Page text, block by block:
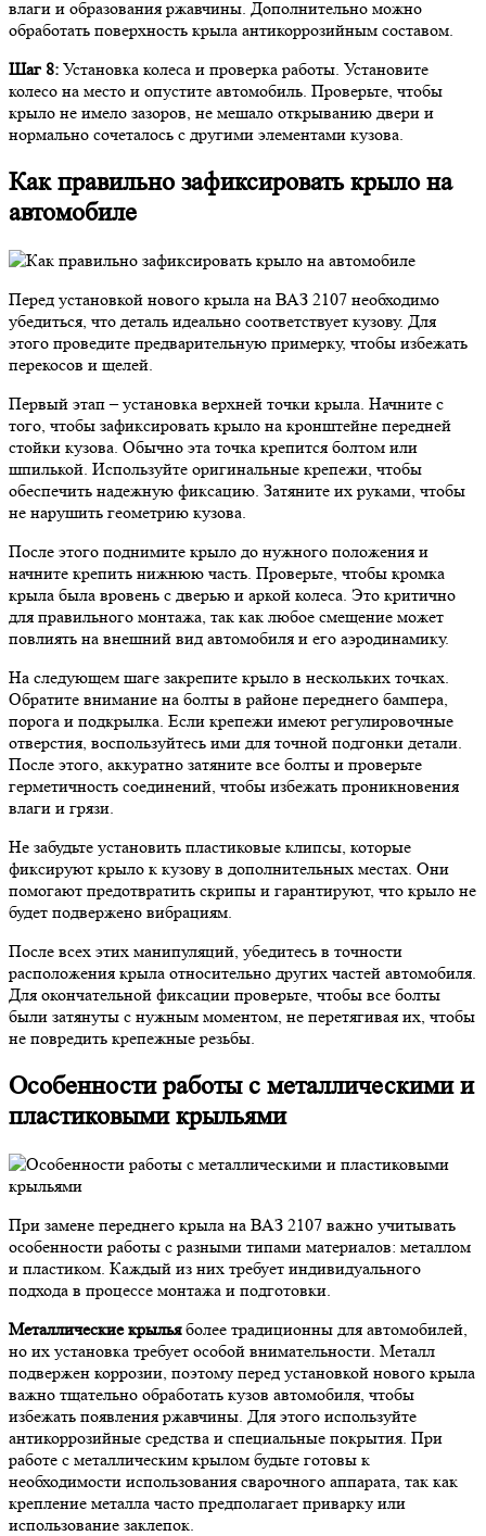
влаги и образования ржавчины. Дополнительно можно
обработать поверхность крыла антикоррозийным составом.
Шаг 8: Установка колеса и проверка работы. Установите
колесо на место и опустите автомобиль. Проверьте, чтобы
крыло не имело зазоров, не мешало открыванию двери и
нормально сочеталось с другими элементами кузова.
Как правильно зафиксировать крыло на
автомобиле
Перед установкой нового крыла на ВАЗ 2107 необходимо
убедиться, что деталь идеально соответствует кузову. Для
этого проведите предварительную примерку, чтобы избежать
перекосов и щелей.
Первый этап – установка верхней точки крыла. Начните с
того, чтобы зафиксировать крыло на кронштейне передней
стойки кузова. Обычно эта точка крепится болтом или
шпилькой. Используйте оригинальные крепежи, чтобы
обеспечить надежную фиксацию. Затяните их руками, чтобы
не нарушить геометрию кузова.
После этого поднимите крыло до нужного положения и
начните крепить нижнюю часть. Проверьте, чтобы кромка
крыла была вровень с дверью и аркой колеса. Это критично
для правильного монтажа, так как любое смещение может
повлиять на внешний вид автомобиля и его аэродинамику.
На следующем шаге закрепите крыло в нескольких точках.
Обратите внимание на болты в районе переднего бампера,
порога и подкрылка. Если крепежи имеют регулировочные
отверстия, воспользуйтесь ими для точной подгонки детали.
После этого, аккуратно затяните все болты и проверьте
герметичность соединений, чтобы избежать проникновения
влаги и грязи.
Не забудьте установить пластиковые клипсы, которые
фиксируют крыло к кузову в дополнительных местах. Они
помогают предотвратить скрипы и гарантируют, что крыло не
будет подвержено вибрациям.
После всех этих манипуляций, убедитесь в точности
расположения крыла относительно других частей автомобиля.
Для окончательной фиксации проверьте, чтобы все болты
были затянуты с нужным моментом, не перетягивая их, чтобы
не повредить крепежные резьбы.
Особенности работы с металлическими и
пластиковыми крыльями
При замене переднего крыла на ВАЗ 2107 важно учитывать
особенности работы с разными типами материалов: металлом
и пластиком. Каждый из них требует индивидуального
подхода в процессе монтажа и подготовки.
Металлические крыльяболее традиционны для автомобилей,
но их установка требует особой внимательности. Металл
подвержен коррозии, поэтому перед установкой нового крыла
важно тщательно обработать кузов автомобиля, чтобы
избежать появления ржавчины. Для этого используйте
антикоррозийные средства и специальные покрытия. При
работе с металлическим крылом будьте готовы к
необходимости использования сварочного аппарата, так как
крепление металла часто предполагает приварку или
использование заклепок.